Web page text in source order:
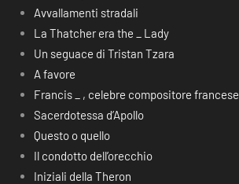
Avvallamenti stradali
La Thatcher era the _ Lady
Un seguace di Tristan Tzara
A favore
Francis _ , celebre compositore francese
Sacerdotessa d’Apollo
Questo o quello
Il condotto dell’orecchio
Iniziali della Theron